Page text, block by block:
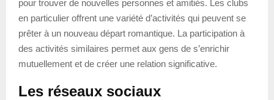
pour trouver de nouvelles personnes et amitiés. Les clubs
en particulier offrent une variété d’activités qui peuvent se
prêter à un nouveau départ romantique. La participation à
des activités similaires permet aux gens de s’enrichir
mutuellement et de créer une relation significative.
Les réseaux sociaux